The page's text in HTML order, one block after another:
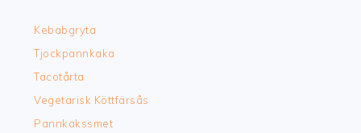
Kebabgryta
Tjockpannkaka
Tacotårta
Vegetarisk Köttfärsås
Pannkakssmet